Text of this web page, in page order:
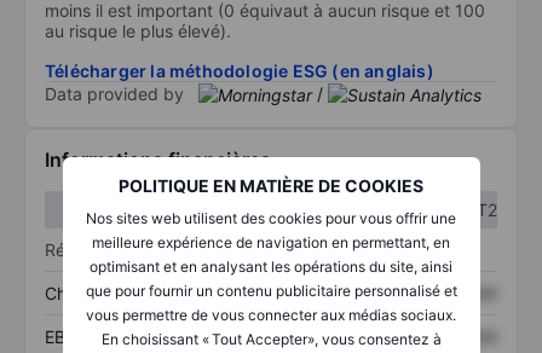
POLITIQUE EN MATIÈRE DE COOKIES
Nos sites web utilisent des cookies pour vous offrir une
meilleure expérience de navigation en permettant, en
optimisant et en analysant les opérations du site, ainsi
que pour fournir un contenu publicitaire personnalisé et
vous permettre de vous connecter aux médias sociaux.
En choisissant « Tout Accepter», vous consentez à
moins il est important (0 équivaut à aucun risque et 100
au risque le plus élevé).
Télécharger la méthodologie ESG (en anglais)
Data provided by
/
Informations financières
T2
Résultats
Chiffre d’affaires XXXXXXX XXXXXXX
EBITDA XXXXXXX XXXXXXX